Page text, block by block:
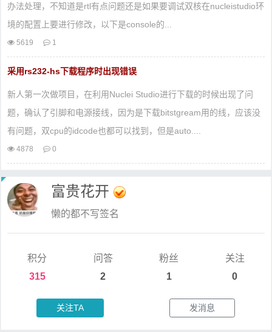
办法处理，不知道是rtl有点问题还是如果要调试双核在nucleistudio环
境的配置上要进行修改，以下是console的...
5619 1
采用rs232-hs下载程序时出现错误
新人第一次做项目，在利用Nuclei Studio进行下载的时候出现了问
题，确认了引脚和电源接线，因为是下载bitstgream用的线，应该没
有问题，双cpu的idcode也都可以找到，但是auto....
4878 0
富贵花开
懒的都不写签名
积分
315
问答
2
粉丝
1
关注
0
关注TA 发消息